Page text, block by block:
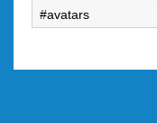
avatars